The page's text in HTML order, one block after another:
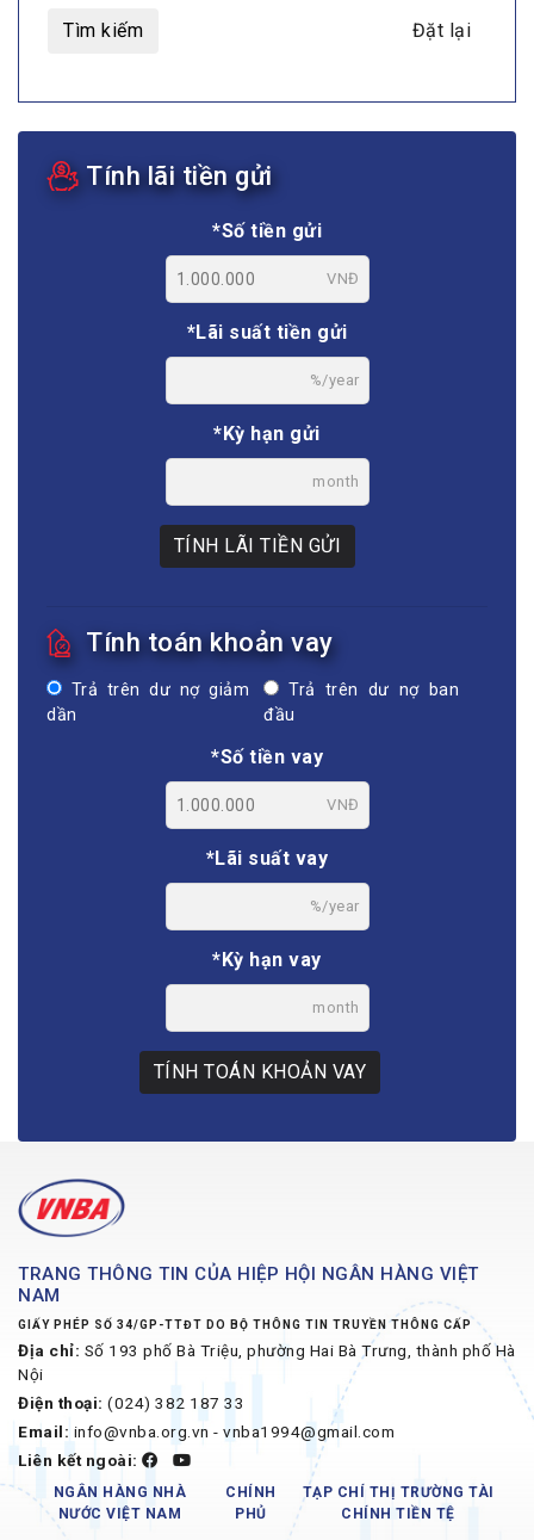
Tìm kiếm Đặt lại
Tính lãi tiền gửi
*Số tiền gửi
VNĐ
*Lãi suất tiền gửi
%/year
*Kỳ hạn gửi
month
TÍNH LÃI TIỀN GỬI
Tính toán khoản vay
Trả trên dư nợ giảm
dần
Trả trên dư nợ ban
đầu
*Số tiền vay
VNĐ
*Lãi suất vay
%/year
*Kỳ hạn vay
month
TÍNH TOÁN KHOẢN VAY
TRANG THÔNG TIN CỦA HIỆP HỘI NGÂN HÀNG VIỆT
NAM
GIẤY PHÉP SỐ 34/GP-TTĐT DO BỘ THÔNG TIN TRUYỀN THÔNG CẤP
Địa chỉ: Số 193 phố Bà Triệu, phường Hai Bà Trưng, thành phố Hà
Nội
Điện thoại: (024) 382 187 33
Email: info@vnba.org.vn - vnba1994@gmail.com
Liên kết ngoài:
NGÂN HÀNG NHÀ
NƯỚC VIỆT NAM
CHÍNH
PHỦ
TẠP CHÍ THỊ TRƯỜNG TÀI
CHÍNH TIỀN TỆ